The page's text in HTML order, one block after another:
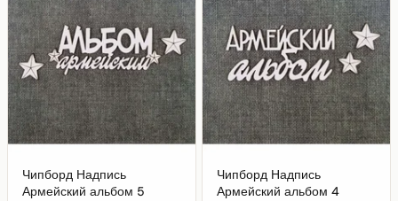
Чипборд Надпись
Армейский альбом 5
Чипборд Надпись
Армейский альбом 4